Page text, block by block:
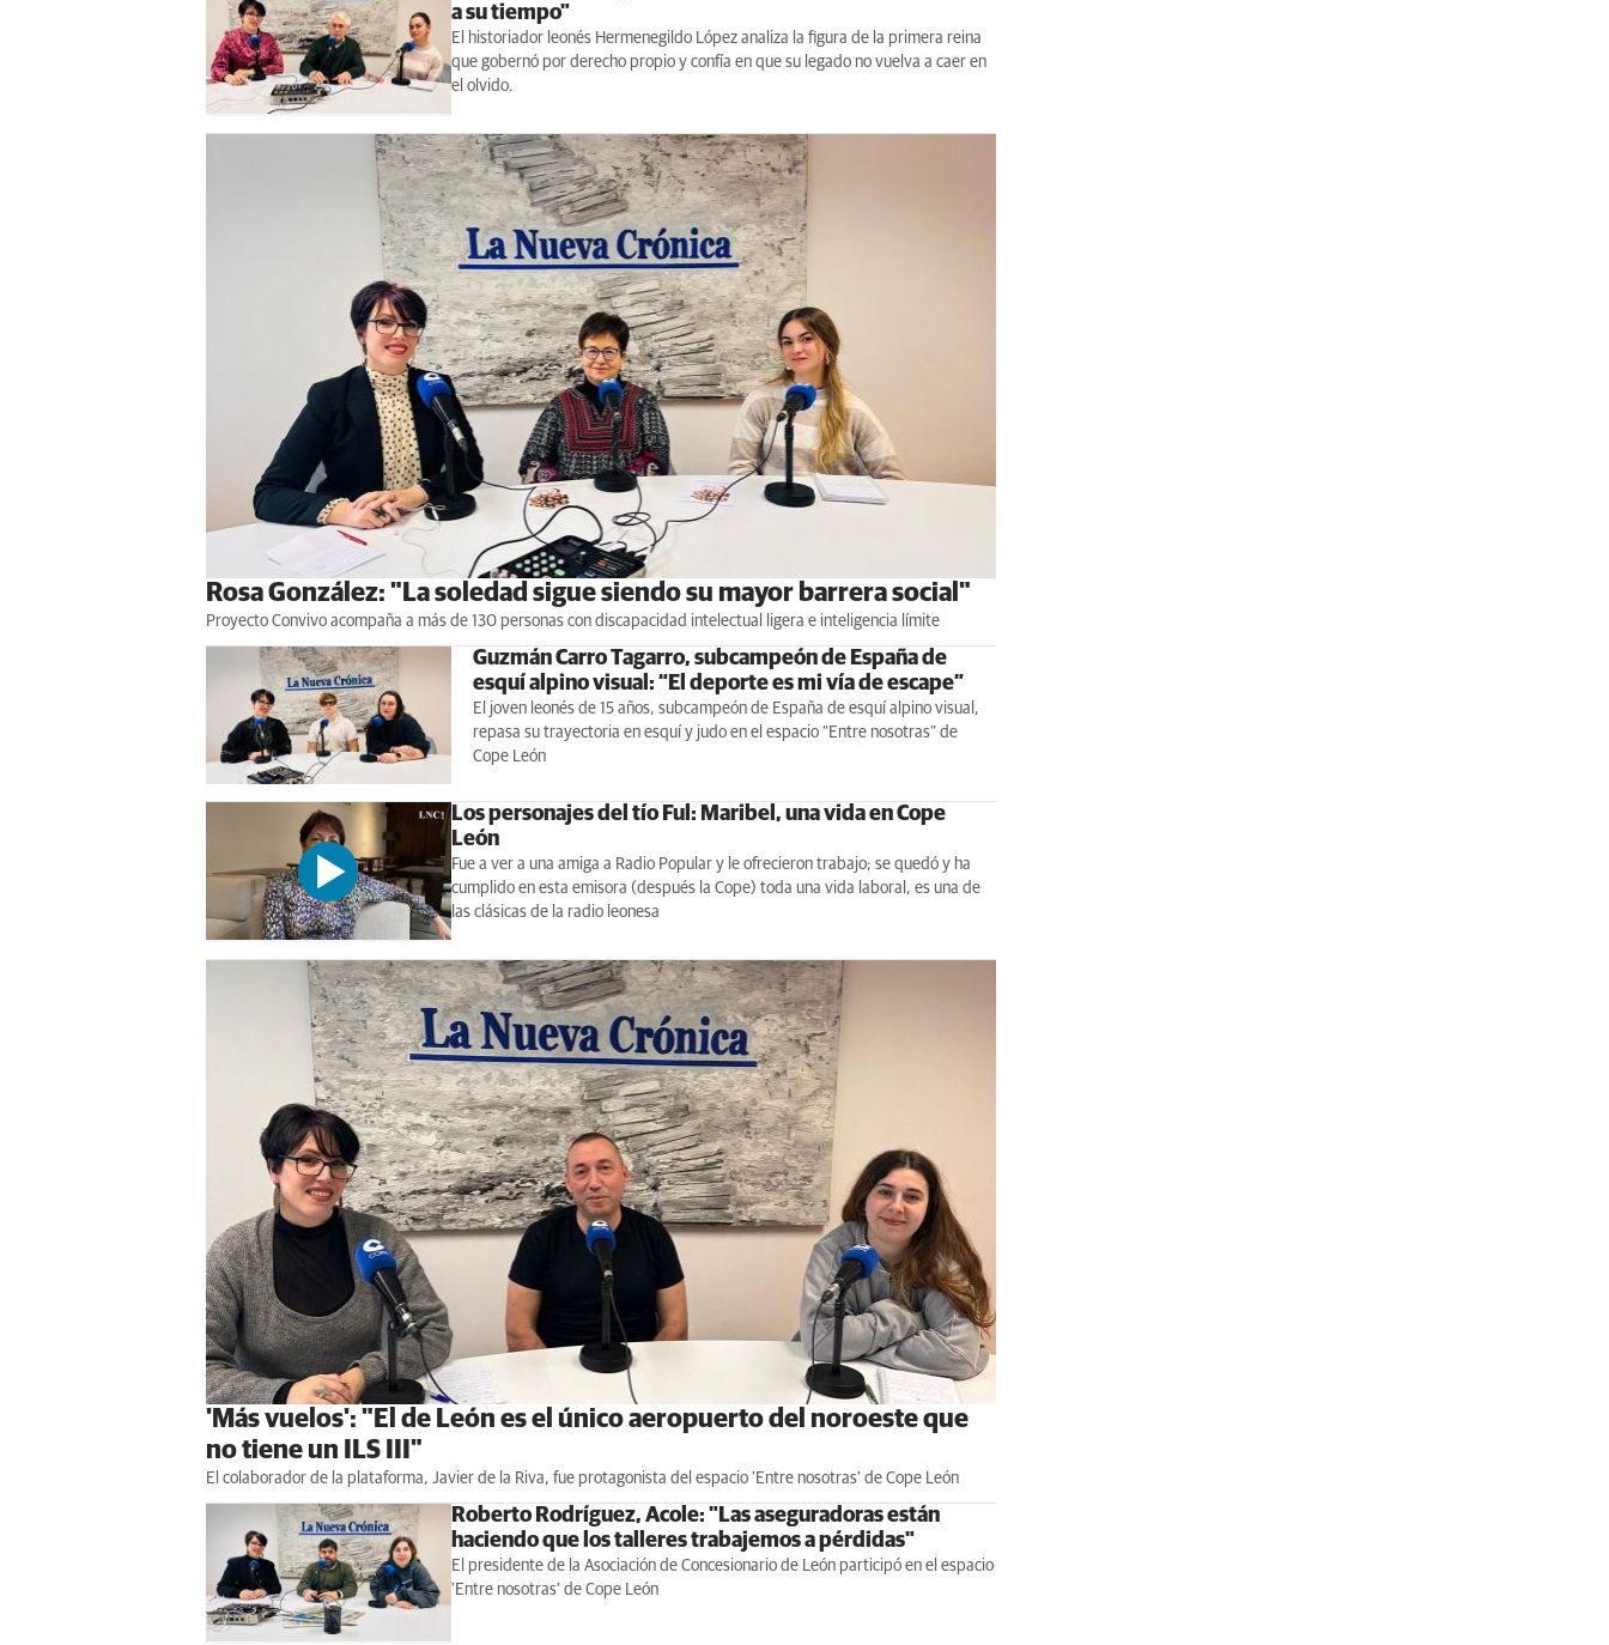
a su tiempo"
El historiador leonés Hermenegildo López analiza la figura de la primera reina
que gobernó por derecho propio y confía en que su legado no vuelva a caer en
el olvido.
Rosa González: "La soledad sigue siendo su mayor barrera social"
Proyecto Convivo acompaña a más de 130 personas con discapacidad intelectual ligera e inteligencia límite
Guzmán Carro Tagarro, subcampeón de España de
esquí alpino visual: “El deporte es mi vía de escape”
El joven leonés de 15 años, subcampeón de España de esquí alpino visual,
repasa su trayectoria en esquí y judo en el espacio “Entre nosotras” de
Cope León
Los personajes del tío Ful: Maribel, una vida en Cope
León
Fue a ver a una amiga a Radio Popular y le ofrecieron trabajo; se quedó y ha
cumplido en esta emisora (después la Cope) toda una vida laboral, es una de
las clásicas de la radio leonesa
'Más vuelos': "El de León es el único aeropuerto del noroeste que
no tiene un ILS III"
El colaborador de la plataforma, Javier de la Riva, fue protagonista del espacio 'Entre nosotras' de Cope León
Roberto Rodríguez, Acole: "Las aseguradoras están
haciendo que los talleres trabajemos a pérdidas"
El presidente de la Asociación de Concesionario de León participó en el espacio
'Entre nosotras' de Cope León